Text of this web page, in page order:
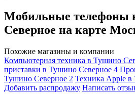
Мобильные телефоны
Северное на карте
Похожие магазины и компании
Компьютерная техника в Тушино
приставки в Тушино Северное 4
Тушино Северное 2 Техника Apple
Добавить раcпродажу Написать